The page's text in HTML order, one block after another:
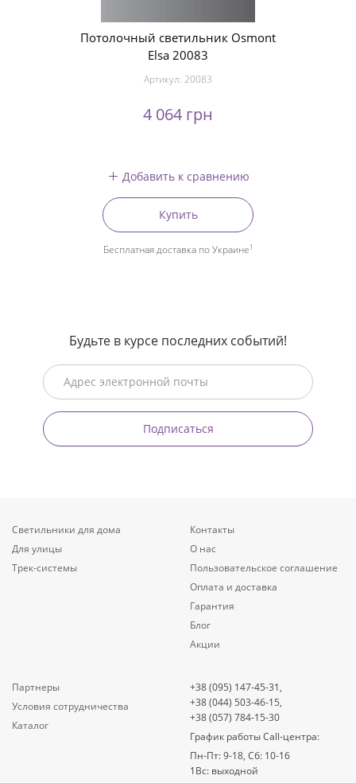
Потолочный светильник Osmont
Elsa 20083
Артикул: 20083
4 064 грн
Добавить к сравнению
Купить
Бесплатная доставка по Украине1
Будьте в курсе последних событий!
Подписаться
Светильники для дома
Для улицы
Трек-системы
Контакты
О нас
Пользовательское соглашение
Оплата и доставка
Гарантия
Блог
Акции
Партнеры
Условия сотрудничества
Каталог
+38 (095) 147-45-31,
+38 (044) 503-46-15,
+38 (057) 784-15-30
График работы Call-центра:
Пн-Пт: 9-18, Сб: 10-16
1Вс: выходной